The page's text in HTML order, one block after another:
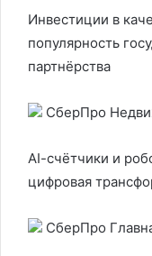
Инвестиции в
популярность
партнёрства
СберПро
AI-cчётчики и
цифровая
СберПро